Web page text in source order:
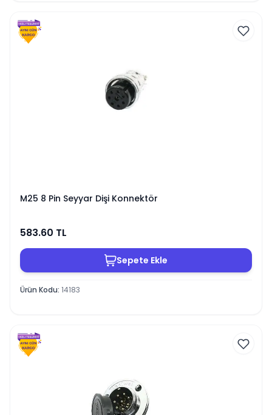
M25 8 Pin Seyyar Dişi Konnektör
583.60 TL
Sepete Ekle
Ürün Kodu: 14183